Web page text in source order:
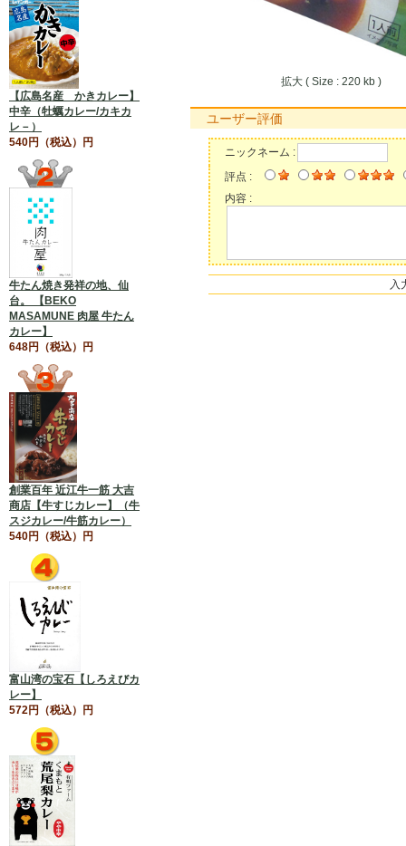
【広島名産 かきカレー】
中辛（牡蠣カレー/カキカ
レ－）
540円（税込）円
牛たん焼き発祥の地、仙
台。 【BEKO
MASAMUNE 肉屋 牛たん
カレー】
648円（税込）円
創業百年 近江牛一筋 大吉
商店【牛すじカレー】（牛
スジカレー/牛筋カレー）
540円（税込）円
富山湾の宝石【しろえびカ
レー】
572円（税込）円
拡大 ( Size : 220 kb )
ユーザー評価
ニックネーム :
評点 :
内容 :
入